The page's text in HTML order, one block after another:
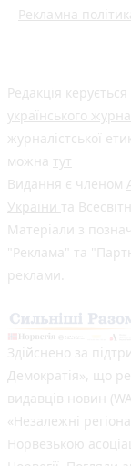
Рекламна
Редакція керується
українського
журналістської
можна тут
Видання є членом
України та
Матеріали з
"Реклама" та
реклами.
Здійснено за
Демократія», що
видавців новин
«Незалежні
Норвезькою